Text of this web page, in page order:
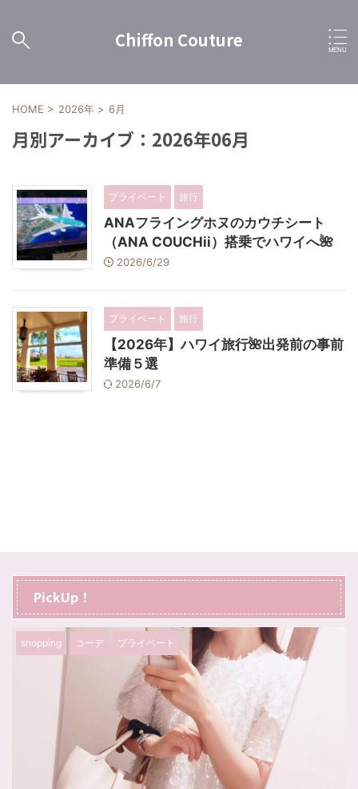
Chiffon Couture
HOME > 2026年 > 6月
月別アーカイブ：2026年06月
プライベート 旅行
ANAフライングホヌのカウチシート
（ANA COUCHii）搭乗でハワイへ🌺
2026/6/29
プライベート 旅行
【2026年】ハワイ旅行🌺出発前の事前
準備５選
2026/6/7
PickUp！
shopping コーデ プライベート